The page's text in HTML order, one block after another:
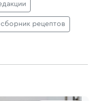
сборник рецептов